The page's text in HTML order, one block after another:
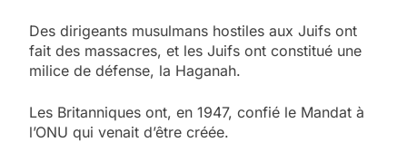
Des dirigeants musulmans hostiles aux Juifs ont
fait des massacres, et les Juifs ont constitué une
milice de défense, la Haganah.
Les Britanniques ont, en 1947, confié le Mandat à
l’ONU qui venait d’être créée.